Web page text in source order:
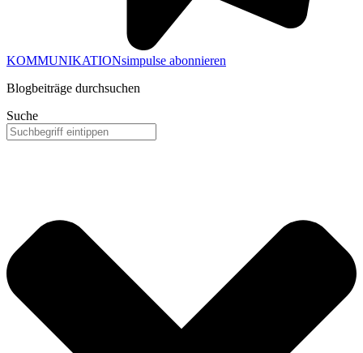
KOMMUNIKATIONsimpulse abonnieren
Blogbeiträge durchsuchen
Suche